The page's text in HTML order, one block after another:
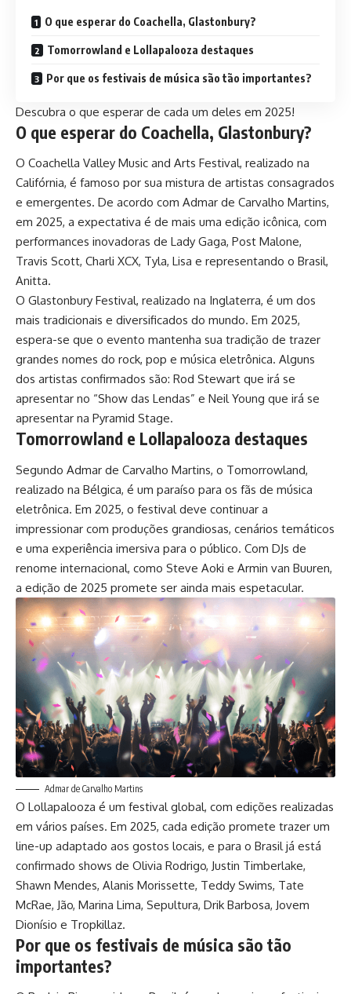
O que esperar do Coachella, Glastonbury?
Tomorrowland e Lollapalooza destaques
Por que os festivais de música são tão importantes?
Descubra o que esperar de cada um deles em 2025!
O que esperar do Coachella, Glastonbury?
O Coachella Valley Music and Arts Festival, realizado na
Califórnia, é famoso por sua mistura de artistas consagrados
e emergentes. De acordo com Admar de Carvalho Martins,
em 2025, a expectativa é de mais uma edição icônica, com
performances inovadoras de Lady Gaga, Post Malone,
Travis Scott, Charli XCX, Tyla, Lisa e representando o Brasil,
Anitta.
O Glastonbury Festival, realizado na Inglaterra, é um dos
mais tradicionais e diversificados do mundo. Em 2025,
espera-se que o evento mantenha sua tradição de trazer
grandes nomes do rock, pop e música eletrônica. Alguns
dos artistas confirmados são: Rod Stewart que irá se
apresentar no “Show das Lendas” e Neil Young que irá se
apresentar na Pyramid Stage.
Tomorrowland e Lollapalooza destaques
Segundo Admar de Carvalho Martins, o Tomorrowland,
realizado na Bélgica, é um paraíso para os fãs de música
eletrônica. Em 2025, o festival deve continuar a
impressionar com produções grandiosas, cenários temáticos
e uma experiência imersiva para o público. Com DJs de
renome internacional, como Steve Aoki e Armin van Buuren,
a edição de 2025 promete ser ainda mais espetacular.
Admar de Carvalho Martins
O Lollapalooza é um festival global, com edições realizadas
em vários países. Em 2025, cada edição promete trazer um
line-up adaptado aos gostos locais, e para o Brasil já está
confirmado shows de Olivia Rodrigo, Justin Timberlake,
Shawn Mendes, Alanis Morissette, Teddy Swims, Tate
McRae, Jão, Marina Lima, Sepultura, Drik Barbosa, Jovem
Dionísio e Tropkillaz.
Por que os festivais de música são tão
importantes?